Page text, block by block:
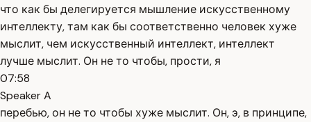
что как бы делегируется мышление искусственному
интеллекту, там как бы соответственно человек хуже
мыслит, чем искусственный интеллект, интеллект
лучше мыслит. Он не то чтобы, прости, я
07:58
Speaker A
перебью, он не то чтобы хуже мыслит. Он, э, в принципе,